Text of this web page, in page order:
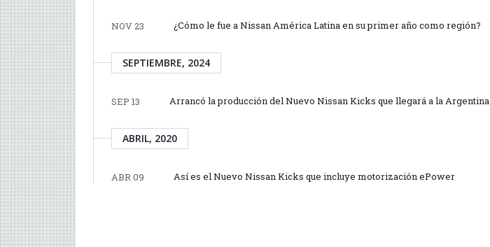
NOV 23 ¿Cómo le fue a Nissan América Latina en su primer año como región?
SEPTIEMBRE, 2024
SEP 13 Arrancó la producción del Nuevo Nissan Kicks que llegará a la Argentina
ABRIL, 2020
ABR 09 Así es el Nuevo Nissan Kicks que incluye motorización ePower